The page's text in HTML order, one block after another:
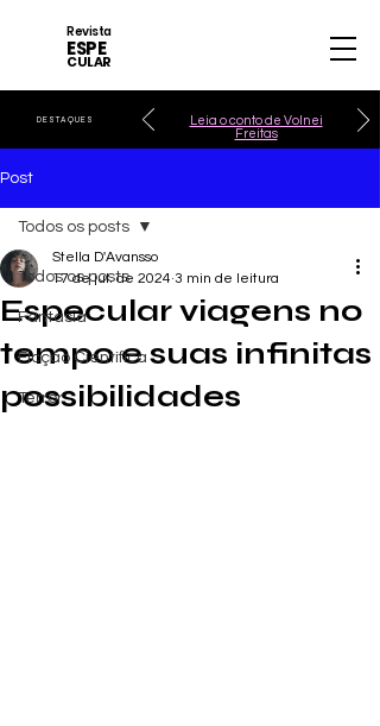
Revista
ESPE
CULAR
DESTAQUES
Leia o conto de Volnei
Freitas
Post
Todos os posts
Fantasia
Ficção Científica
Terror
Todos os posts
Especular viagens no
tempo e suas infinitas
possibilidades
Stella D'Avansso
17 de jul. de 2024 3 min de leitura